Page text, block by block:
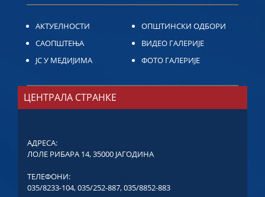
АКТУЕЛНОСТИ
САОПШТЕЊА
ЈС У МЕДИЈИМА
ОПШТИНСКИ ОДБОРИ
ВИДЕО ГАЛЕРИЈЕ
ФОТО ГАЛЕРИЈЕ
ЦЕНТРАЛА СТРАНКЕ
АДРЕСА:
ЛОЛЕ РИБАРА 14, 35000 ЈАГОДИНА
ТЕЛЕФОНИ:
035/8233-104,035/252-887,035/8852-883